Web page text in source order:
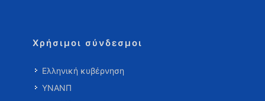
Χρήσιμοι σύνδεσμοι
Ελληνική κυβέρνηση
ΥΝΑΝΠ